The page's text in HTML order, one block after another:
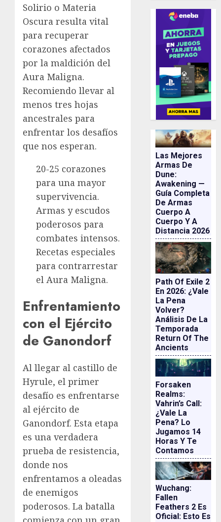
Solirio o Materia
Oscura resulta vital
para recuperar
corazones afectados
por la maldición del
Aura Maligna.
Recomiendo llevar al
menos tres hojas
ancestrales para
enfrentar los desafíos
que nos esperan.
20-25 corazones
para una mayor
supervivencia.
Armas y escudos
poderosos para
combates intensos.
Recetas especiales
para contrarrestar
el Aura Maligna.
Enfrentamiento
con el Ejército
de Ganondorf
Al llegar al castillo de
Hyrule, el primer
desafío es enfrentarse
al ejército de
Ganondorf. Esta etapa
es una verdadera
prueba de resistencia,
donde nos
enfrentamos a oleadas
de enemigos
poderosos. La batalla
Las Mejores
Armas De
Dune:
Awakening —
Guía Completa
De Armas
Cuerpo A
Cuerpo Y A
Distancia 2026
Path Of Exile 2
En 2026: ¿vale
La Pena
Volver?
Análisis De La
Temporada
Return Of The
Ancients
Forsaken
Realms:
Vahrin’s Call:
¿vale La
Pena? Lo
Jugamos 14
Horas Y Te
Contamos
Wuchang:
Fallen
Feathers 2 Es
Oficial: Esto Es